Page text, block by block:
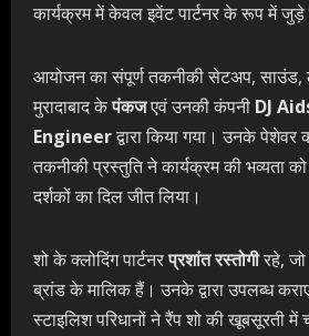
कार्यक्रम में केवल इवेंट पार्टनर के रूप में जुड़े
आयोजन का संपूर्ण तकनीकी सेटअप, साउंड,
मुरादाबाद केपंकजएवं उनकी कंपनी DJ
Engineerद्वारा किया गया। उनके
तकनीकी प्रस्तुति ने कार्यक्रम की भव्यता
दर्शकों का दिल जीत लिया।
शो के क्लोदिंग पार्टनरप्रशांत रस्तोगीरहे, जो
ब्रांड के मालिक हैं। उनके द्वारा उपलब्ध
स्टाइलिश परिधानों ने रैंप शो की खूबसूरती में